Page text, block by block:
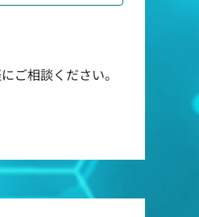
ご相談ください。